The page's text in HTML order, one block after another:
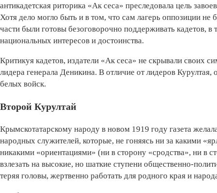
антикадетская риторика «Ак сеса» преследовала цель
Хотя дело могло быть и в том, что сам лагерь оппозиции
части были готовы безоговорочно поддерживать кадетов,
национальных интересов и достоинства.
Критикуя кадетов, издатели «Ак сеса» не скрывали своих
лидера генерала Деникина. В отличие от лидеров
белых войск.
Второй Курултай
Крымскотатарскому народу в новом 1919 году газета
народных служителей, которые, не гоняясь ни за какими
никакими «ориентациями» (ни в сторону «сродства», ни в
взлезать на высокие, но шаткие ступени общественно-
теряя головы, жертвенно работать для родного края и